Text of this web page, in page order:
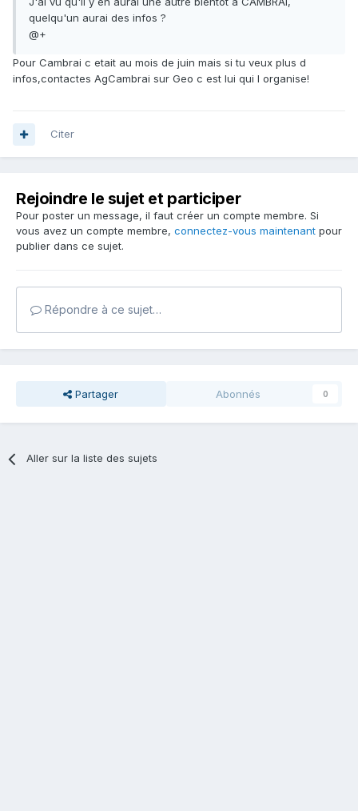
quelqu'un aurai des infos ?
@+
Pour Cambrai c etait au mois de juin mais si tu veux plus d
infos,contactes AgCambrai sur Geo c est lui qui l organise!
Citer
Rejoindre le sujet et participer
Pour poster un message, il faut créer un compte membre. Si
vous avez un compte membre, connectez-vous maintenant pour
publier dans ce sujet.
Répondre à ce sujet…
Partager Abonnés 0
Aller sur la liste des sujets